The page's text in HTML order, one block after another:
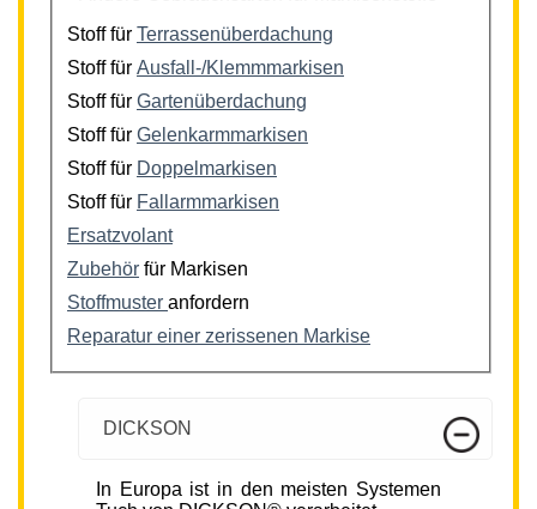
Stoff für Terrassenüberdachung
Stoff für Ausfall-/Klemmmarkisen
Stoff für Gartenüberdachung
Stoff für Gelenkarmmarkisen
Stoff für Doppelmarkisen
Stoff für Fallarmmarkisen
Ersatzvolant
Zubehör für Markisen
Stoffmuster anfordern
Reparatur einer zerissenen Markise
DICKSON
In Europa ist in den meisten Systemen